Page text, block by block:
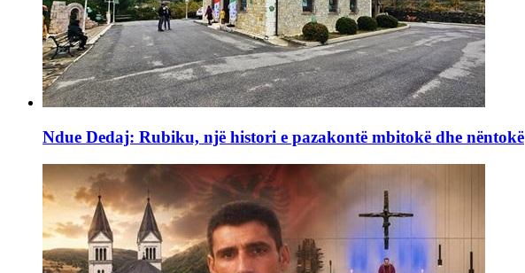
Ndue Dedaj: Rubiku, një histori e pazakontë mbitokë dhe nëntokë